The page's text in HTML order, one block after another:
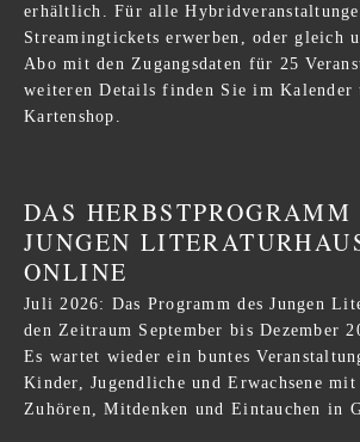
erhältlich. Für alle
Streamingtickets erwerben, oder gleich
Abo mit den Zugangsdaten für 25
weiteren Details finden Sie imKalender
Kartenshop .
DAS HERBSTPROGRAMM
JUNGEN
ONLINE
Juli 2026: Das Programm des Jungen
den Zeitraum September bis Dezember
Es wartet wieder ein buntes
Kinder, Jugendliche und Erwachsene mit
Zuhören, Mitdenken und Eintauchen in